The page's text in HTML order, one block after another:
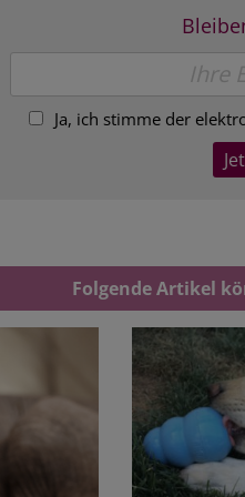
Ja, ich stimme der
Folgende Artikel